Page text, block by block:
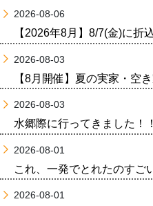
2026-08-06
【2026年8月】8/7(金)に
2026-08-03
【8月開催】夏の実家・空
2026-08-03
水郷際に行ってきました！！
2026-08-01
これ、一発でとれたのすご
2026-08-01